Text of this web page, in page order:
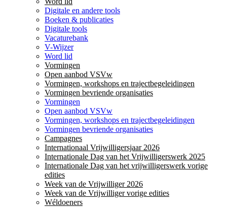
Digitale en andere tools
Boeken & publicaties
Digitale tools
Vacaturebank
V-Wijzer
Word lid
Vormingen
Open aanbod VSVw
Vormingen, workshops en trajectbegeleidingen
Vormingen bevriende organisaties
Vormingen
Open aanbod VSVw
Vormingen, workshops en trajectbegeleidingen
Vormingen bevriende organisaties
Campagnes
Internationaal Vrijwilligersjaar 2026
Internationale Dag van het Vrijwilligerswerk 2025
Internationale Dag van het vrijwilligerswerk vorige
edities
Week van de Vrijwilliger 2026
Week van de Vrijwilliger vorige edities
Wéldoeners